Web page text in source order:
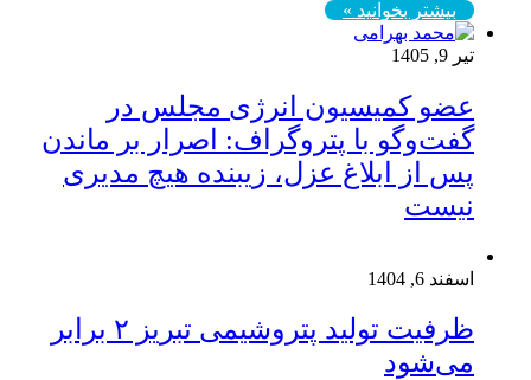
بیشتر بخوانید »
تیر 9, 1405
عضو کمیسیون انرژی مجلس در
گفت‌وگو با پتروگراف: اصرار بر ماندن
پس از ابلاغ عزل، زیبنده هیچ مدیری
نیست
اسفند 6, 1404
ظرفیت تولید پتروشیمی تبریز ۲ برابر
می‌شود